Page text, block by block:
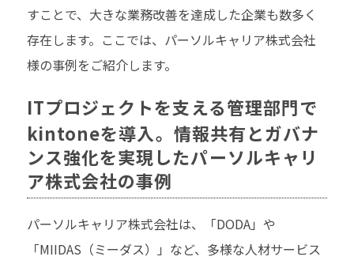
すことで、大きな業務改善を達成した企業も数多く
存在します。ここでは、パーソルキャリア株式会社
様の事例をご紹介します。
ITプロジェクトを支える管理部門で
kintoneを導入。情報共有とガバナ
ンス強化を実現したパーソルキャリ
ア株式会社の事例
パーソルキャリア株式会社は、「DODA」や
「MIIDAS（ミーダス）」など、多様な人材サービス